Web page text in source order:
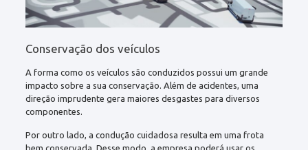
Conservação dos veículos
A forma como os veículos são conduzidos possui um grande
impacto sobre a sua conservação. Além de acidentes, uma
direção imprudente gera maiores desgastes para diversos
componentes.
Por outro lado, a condução cuidadosa resulta em uma frota
bem conservada. Desse modo, a empresa poderá usar os